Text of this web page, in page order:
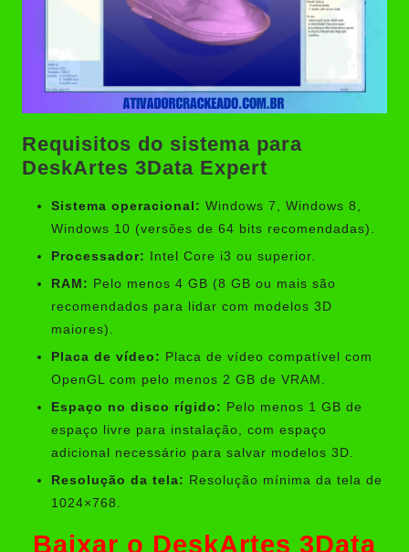
Requisitos do sistema para
DeskArtes 3Data Expert
Sistema operacional: Windows 7, Windows 8,
Windows 10 (versões de 64 bits recomendadas).
Processador: Intel Core i3 ou superior.
RAM: Pelo menos 4 GB (8 GB ou mais são
recomendados para lidar com modelos 3D
maiores).
Placa de vídeo: Placa de vídeo compatível com
OpenGL com pelo menos 2 GB de VRAM.
Espaço no disco rígido: Pelo menos 1 GB de
espaço livre para instalação, com espaço
adicional necessário para salvar modelos 3D.
Resolução da tela: Resolução mínima da tela de
1024×768.
Baixar o DeskArtes 3Data